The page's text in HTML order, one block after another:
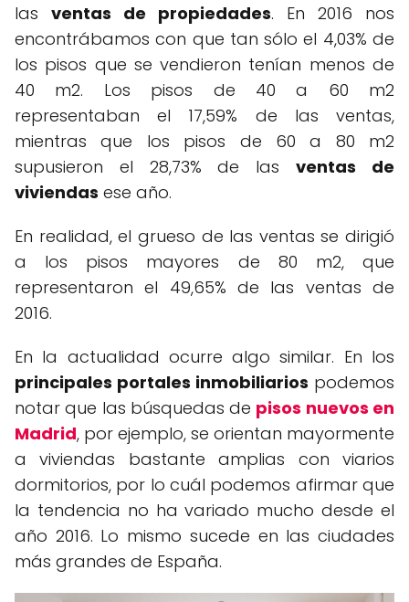
las ventas de propiedades. En 2016 nos
encontrábamos con que tan sólo el 4,03% de
los pisos que se vendieron tenían menos de
40 m2. Los pisos de 40 a 60 m2
representaban el 17,59% de las ventas,
mientras que los pisos de 60 a 80 m2
supusieron el 28,73% de lasventas de
viviendas ese año.
En realidad, el grueso de las ventas se dirigió
a los pisos mayores de 80 m2, que
representaron el 49,65% de las ventas de
2016.
En la actualidad ocurre algo similar. En los
principales portales inmobiliarios podemos
notar que las búsquedas de pisos nuevos en
Madrid, por ejemplo, se orientan mayormente
a viviendas bastante amplias con viarios
dormitorios, por lo cuál podemos afirmar que
la tendencia no ha variado mucho desde el
año 2016. Lo mismo sucede en las ciudades
más grandes de España.